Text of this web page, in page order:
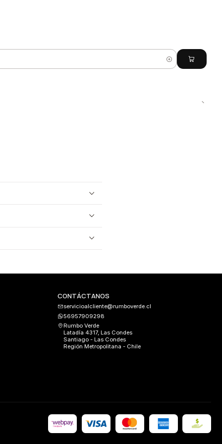
CONTÁCTANOS
servicioalcliente@rumboverde.cl
56957909298
Rumbo Verde
Latadía 4317, Las Condes
Santiago - Las Condes
Región Metropolitana - Chile